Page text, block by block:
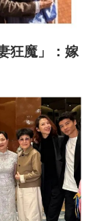
狂魔」：嫁